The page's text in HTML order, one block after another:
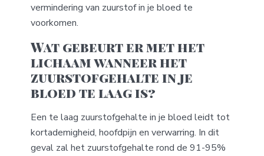
vermindering van zuurstof in je bloed te
voorkomen.
Wat gebeurt er met het
lichaam wanneer het
zuurstofgehalte in je
bloed te laag is?
Een te laag zuurstofgehalte in je bloed leidt tot
kortademigheid, hoofdpijn en verwarring. In dit
geval zal het zuurstofgehalte rond de 91-95%